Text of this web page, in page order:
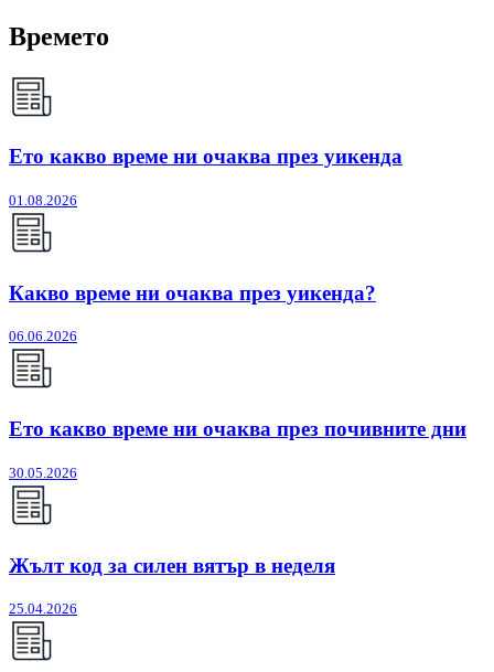
Времето
Ето какво време ни очаква през уикенда
01.08.2026
Какво време ни очаква през уикенда?
06.06.2026
Ето какво време ни очаква през почивните дни
30.05.2026
Жълт код за силен вятър в неделя
25.04.2026